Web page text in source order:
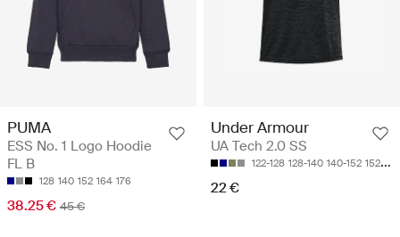
PUMA
ESS No. 1 Logo Hoodie
FL B
128 140 152 164 176
38.25 € 45 €
Under Armour
UA Tech 2.0 SS
122-128 128-140 140-152 152-158
22 €